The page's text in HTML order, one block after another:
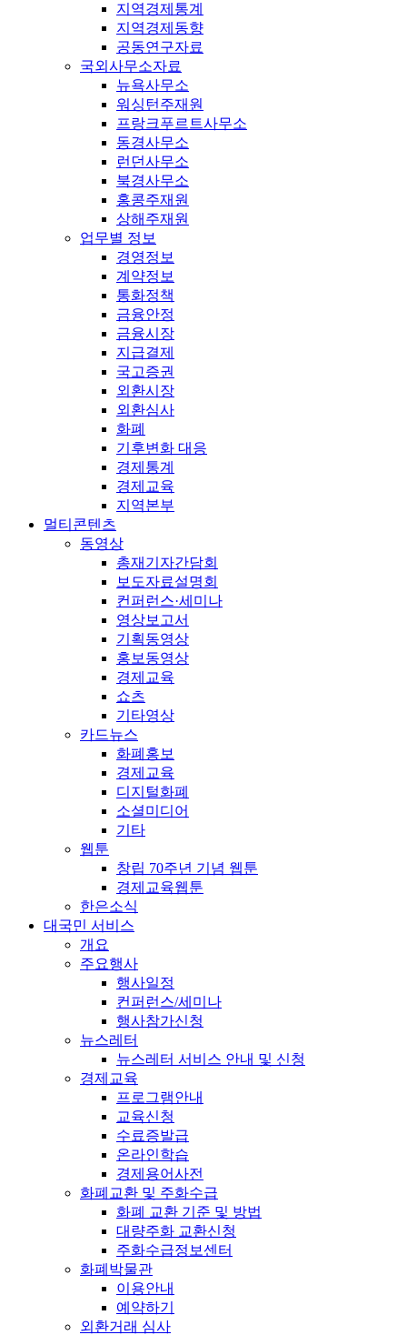
지역경제통계
지역경제동향
공동연구자료
국외사무소자료
뉴욕사무소
워싱턴주재원
프랑크푸르트사무소
동경사무소
런던사무소
북경사무소
홍콩주재원
상해주재원
업무별 정보
경영정보
계약정보
통화정책
금융안정
금융시장
지급결제
국고증권
외환시장
외환심사
화폐
기후변화 대응
경제통계
경제교육
지역본부
멀티콘텐츠
동영상
총재기자간담회
보도자료설명회
컨퍼런스·세미나
영상보고서
기획동영상
홍보동영상
경제교육
쇼츠
기타영상
카드뉴스
화폐홍보
경제교육
디지털화폐
소셜미디어
기타
웹툰
창립 70주년 기념 웹툰
경제교육웹툰
한은소식
대국민 서비스
개요
주요행사
행사일정
컨퍼런스/세미나
행사참가신청
뉴스레터
뉴스레터 서비스 안내 및 신청
경제교육
프로그램안내
교육신청
수료증발급
온라인학습
경제용어사전
화폐교환 및 주화수급
화폐 교환 기준 및 방법
대량주화 교환신청
주화수급정보센터
화폐박물관
이용안내
예약하기
외환거래 심사